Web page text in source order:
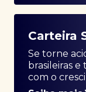
Carteira
Se torne
brasileiras
com o